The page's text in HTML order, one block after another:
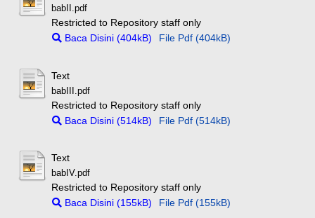
babII.pdf
Restricted to Repository staff only
Baca Disini (404kB)
File Pdf (404kB)
Text
babIII.pdf
Restricted to Repository staff only
Baca Disini (514kB)
File Pdf (514kB)
Text
babIV.pdf
Restricted to Repository staff only
Baca Disini (155kB)
File Pdf (155kB)